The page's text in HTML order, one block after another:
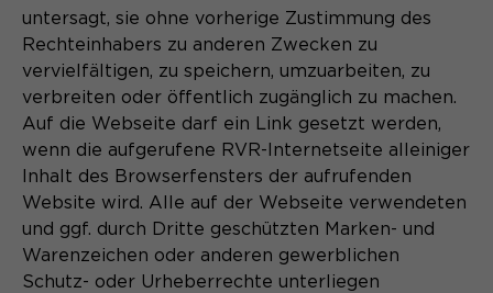
untersagt, sie ohne vorherige Zustimmung des
Rechteinhabers zu anderen Zwecken zu
vervielfältigen, zu speichern, umzuarbeiten, zu
verbreiten oder öffentlich zugänglich zu machen.
Auf die Webseite darf ein Link gesetzt werden,
wenn die aufgerufene RVR-Internetseite alleiniger
Inhalt des Browserfensters der aufrufenden
Website wird. Alle auf der Webseite verwendeten
und ggf. durch Dritte geschützten Marken- und
Warenzeichen oder anderen gewerblichen
Schutz- oder Urheberrechte unterliegen
Name be_typo_user
Anbieter TYPO3
Laufzeit Ende der Sitzung
Dieser Cookie teilt der Webseite mit,
ob ein Besucher im Typo3-Backend
angemeldet ist und die Rechte besitzt
diese zu verwalten.
Laufzeit 1 Monat
Unterscheidung der
Webseitenbesucher.
Name _pk_ref.*
Anbieter Matomo